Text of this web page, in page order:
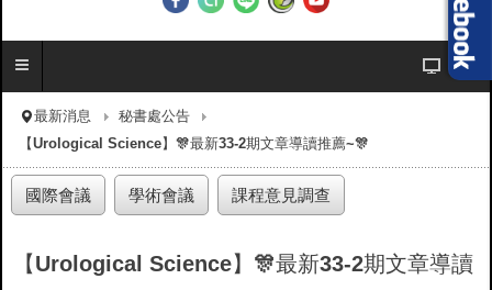
.
最新消息
秘書處公告
【Urological Science】🎊​最新33-2期文章導讀推薦~🎊
國際會議 學術會議 課程意見調查
【Urological Science】🎊​最新33-2期文章導讀